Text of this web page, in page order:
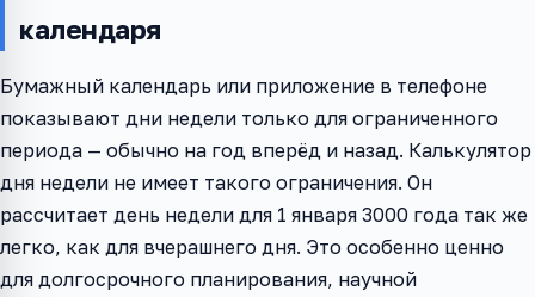
календаря
Бумажный календарь или приложение в телефоне
показывают дни недели только для ограниченного
периода — обычно на год вперёд и назад. Калькулятор
дня недели не имеет такого ограничения. Он
рассчитает день недели для 1 января 3000 года так же
легко, как для вчерашнего дня. Это особенно ценно
для долгосрочного планирования, научной